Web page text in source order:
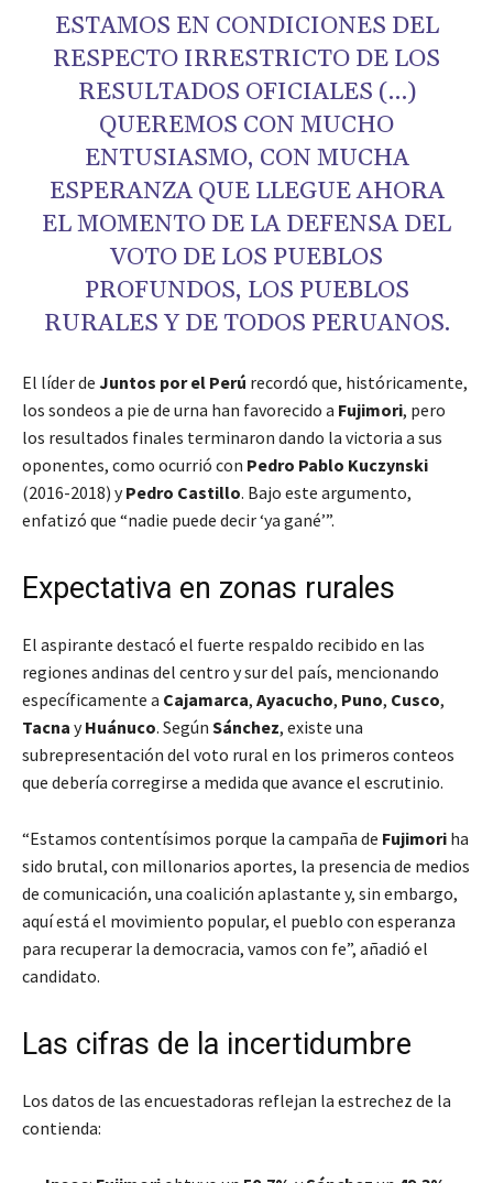
ESTAMOS EN CONDICIONES DEL
RESPECTO IRRESTRICTO DE LOS
RESULTADOS OFICIALES (…)
QUEREMOS CON MUCHO
ENTUSIASMO, CON MUCHA
ESPERANZA QUE LLEGUE AHORA
EL MOMENTO DE LA DEFENSA DEL
VOTO DE LOS PUEBLOS
PROFUNDOS, LOS PUEBLOS
RURALES Y DE TODOS PERUANOS.
El líder de Juntos por el Perú recordó que, históricamente,
los sondeos a pie de urna han favorecido a Fujimori, pero
los resultados finales terminaron dando la victoria a sus
oponentes, como ocurrió con Pedro Pablo Kuczynski
(2016-2018) yPedro Castillo. Bajo este argumento,
enfatizó que “nadie puede decir ‘ya gané’”.
Expectativa en zonas rurales
El aspirante destacó el fuerte respaldo recibido en las
regiones andinas del centro y sur del país, mencionando
específicamente a Cajamarca, Ayacucho, Puno, Cusco,
Tacna yHuánuco. Según Sánchez, existe una
subrepresentación del voto rural en los primeros conteos
que debería corregirse a medida que avance el escrutinio.
“Estamos contentísimos porque la campaña de Fujimori ha
sido brutal, con millonarios aportes, la presencia de medios
de comunicación, una coalición aplastante y, sin embargo,
aquí está el movimiento popular, el pueblo con esperanza
para recuperar la democracia, vamos con fe”, añadió el
candidato.
Las cifras de la incertidumbre
Los datos de las encuestadoras reflejan la estrechez de la
contienda: